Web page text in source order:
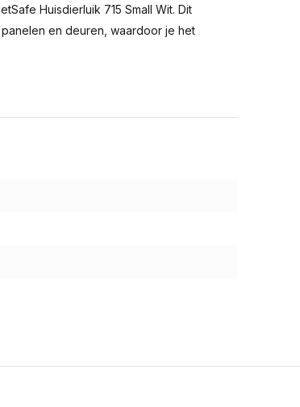
Huisdierluik 715 Small Wit. Dit
en deuren, waardoor je het